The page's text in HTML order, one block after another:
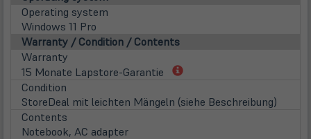
Operating system
Windows 11 Pro
Warranty / Condition / Contents
Warranty
15 Monate Lapstore-Garantie
(öffnet
neuem
Condition
StoreDeal mit leichten Mängeln (siehe Beschreibung)
Contents
Notebook, AC adapter